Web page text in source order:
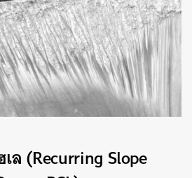
ล (Recurring Slope